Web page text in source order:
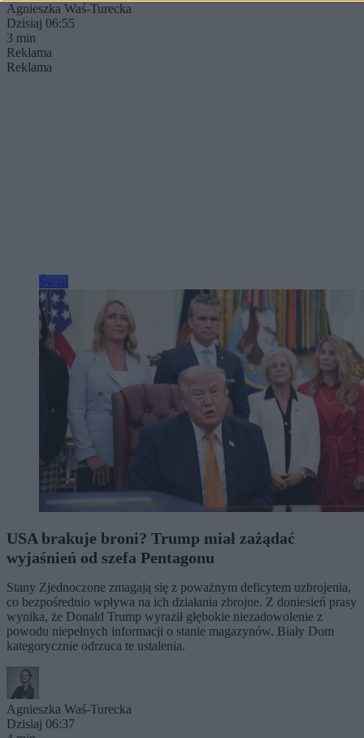
Agnieszka Waś-Turecka
Dzisiaj 06:55
3 min
Reklama
Reklama
USA brakuje broni? Trump miał zażądać
wyjaśnień od szefa Pentagonu
Stany Zjednoczone zmagają się z poważnym deficytem uzbrojenia,
co bezpośrednio wpływa na ich działania zbrojne. Z doniesień prasy
wynika, że Donald Trump wyraził głębokie niezadowolenie z
powodu niepełnych informacji o stanie magazynów. Biały Dom
kategorycznie odrzuca te ustalenia.
Agnieszka Waś-Turecka
Dzisiaj 06:37